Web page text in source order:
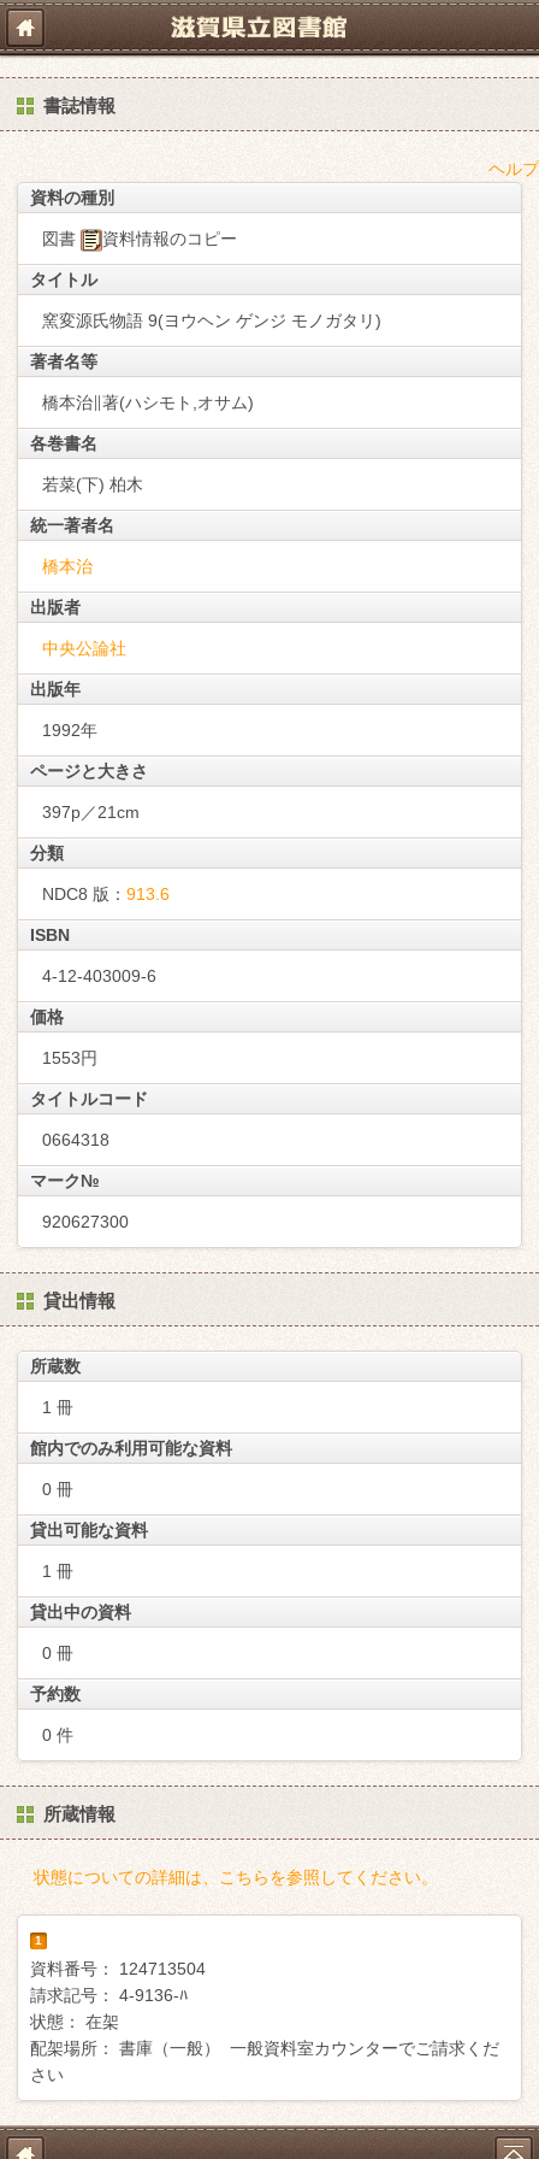
書誌情報
ヘルプ
資料の種別
図書 資料情報のコピー
タイトル
窯変源氏物語 9(ヨウヘン ゲンジ モノガタリ)
著者名等
橋本治∥著(ハシモト,オサム)
各巻書名
若菜(下) 柏木
統一著者名
橋本治
出版者
中央公論社
出版年
1992年
ページと大きさ
397p／21cm
分類
NDC8 版： 913.6
ISBN
4-12-403009-6
価格
1553円
タイトルコード
0664318
マーク№
920627300
貸出情報
所蔵数
1 冊
館内でのみ利用可能な資料
0 冊
貸出可能な資料
1 冊
貸出中の資料
0 冊
予約数
0 件
所蔵情報
状態についての詳細は、こちらを参照してください。
1
資料番号：
124713504
請求記号：
4-9136-ﾊ
状態：
在架
配架場所：
書庫（一般） 一般資料室カウンターでご請求くだ
さい